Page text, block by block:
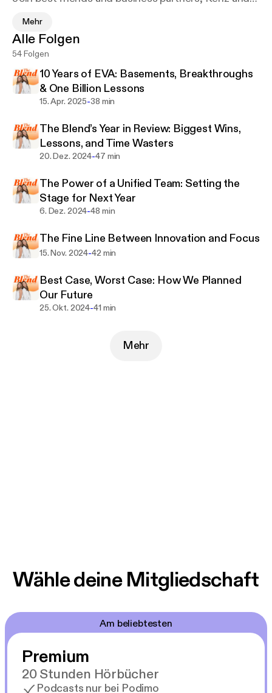
learned, and honest conversations about
entrepreneurship and life. From practical strategies
to personal anecdotes, they keep it real while
emphasizing the importance of mental health and
friendship in the founder journey. Tune in for a
refreshing take on blending business and
Mehr
Alle Folgen
54 Folgen
10 Years of EVA: Basements, Breakthroughs
& One Billion Lessons
15. Apr. 2025-38 min
The Blend’s Year in Review: Biggest Wins,
Lessons, and Time Wasters
20. Dez. 2024-47 min
The Power of a Unified Team: Setting the
Stage for Next Year
6. Dez. 2024-48 min
The Fine Line Between Innovation and Focus
15. Nov. 2024-42 min
Best Case, Worst Case: How We Planned
Our Future
25. Okt. 2024-41 min
Mehr
Wähle deine Mitgliedschaft
Am beliebtesten
Premium
20 Stunden Hörbücher
Podcasts nur bei Podimo